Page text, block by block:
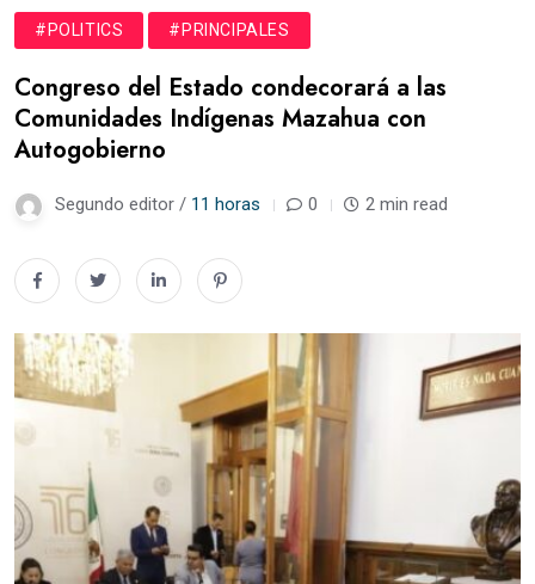
#POLITICS #PRINCIPALES
Congreso del Estado condecorará a las
Comunidades Indígenas Mazahua con
Autogobierno
Segundo editor / 11 horas 0 2 min read